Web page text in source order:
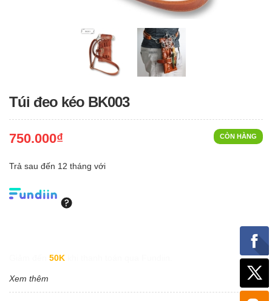
Túi đeo kéo BK003
CÒN HÀNG
750.000₫
Trả sau đến 12 tháng với
50K
Xem thêm